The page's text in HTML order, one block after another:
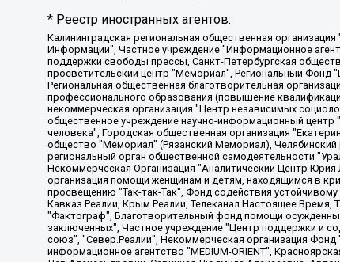
* Реестр иностранных агентов:
Калининградская региональная общественная организация "Экозащита!-Женсовет", Фонд содействия защите прав и свобод граждан "Общественный вердикт", Фонд "Институт Развития Свободы Информации", Частное учреждение "Информационное агентство МЕМО. РУ", Региональная общественная организация "Общественная комиссия по сохранению наследия академика Сахарова", Фонд поддержки свободы прессы, Санкт-Петербургская общественная правозащитная организация "Гражданский контроль", Межрегиональная общественная организация "Информационно-просветительский центр "Мемориал", Региональный Фонд "Центр Защиты Прав Средств Массовой Информации", с 05.12.2023 Фонд "Центр Защиты Прав Средств массовой информации", Региональная общественная благотворительная организация помощи беженцам и мигрантам "Гражданское содействие", Негосударственное образовательное учреждение дополнительного профессионального образования (повышение квалификации) специалистов "АКАДЕМИЯ ПО ПРАВАМ ЧЕЛОВЕКА", Свердловская региональная общественная организация "Сутяжник", Автономная некоммерческая организация "Центр независимых социологических исследований", Союз общественных объединений "Российский исследовательский центр по правам человека", Региональное общественное учреждение научно-информационный центр "МЕМОРИАЛ", Некоммерческая организация "Фонд защиты гласности", Автономная некоммерческая организация "Институт прав человека", Городская общественная организация "Екатеринбургское общество "МЕМОРИАЛ", Городская общественная организация "Рязанское историко-просветительское и правозащитное общество "Мемориал" (Рязанский Мемориал), Челябинский региональный орган общественной самодеятельности – женское общественное объединение "Женщины Евразии", Челябинский региональный орган общественной самодеятельности "Уральская правозащитная группа", Фонд содействия защите здоровья и социальной справедливости имени Андрея Рылькова, Автономная Некоммерческая Организация "Аналитический Центр Юрия Левады", Автономная некоммерческая организация социальной поддержки населения "Проект Апрель", Региональная общественная организация помощи женщинам и детям, находящимся в кризисной ситуации "Информационно-методический центр "Анна", Фонд содействия развитию массовых коммуникаций и правовому просвещению "Так-так-Так", Фонд содействия устойчивому развитию "Серебряная тайга", Свердловский региональный общественный фонд социальных проектов "Новое время", "Idel.Реалии", Кавказ.Реалии, Крым.Реалии, Телеканал Настоящее Время, Татаро-башкирская служба Радио Свобода (Azatliq Radiosi), Радио Свободная Европа/Радио Свобода (PCE/PC), "Сибирь.Реалии", "Фактограф", Благотворительный фонд помощи осужденным и их семьям, Автономная некоммерческая организация "Институт глобализации и социальных движений", Фонд "В защиту прав заключенных", Частное учреждение "Центр поддержки и содействия развитию средств массовой информации", Пензенский региональный общественный благотворительный фонд "Гражданский союз",